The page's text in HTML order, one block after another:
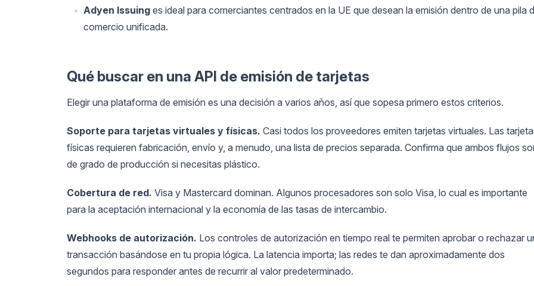
Adyen Issuing es ideal para comerciantes centrados en la UE que desean la emisión dentro de una pila
comercio unificada.
Qué buscar en una API de emisión de tarjetas
Elegir una plataforma de emisión es una decisión a varios años, así que sopesa primero estos criterios.
Soporte para tarjetas virtuales y físicas. Casi todos los proveedores emiten tarjetas virtuales. Las
físicas requieren fabricación, envío y, a menudo, una lista de precios separada. Confirma que ambos flujos
de grado de producción si necesitas plástico.
Cobertura de red. Visa y Mastercard dominan. Algunos procesadores son solo Visa, lo cual es importante
para la aceptación internacional y la economía de las tasas de intercambio.
Webhooks de autorización. Los controles de autorización en tiempo real te permiten aprobar o rechazar
transacción basándose en tu propia lógica. La latencia importa; las redes te dan aproximadamente dos
segundos para responder antes de recurrir al valor predeterminado.